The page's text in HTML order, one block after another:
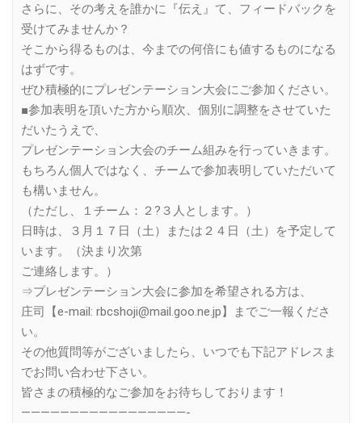
さらに、その考えを誰かに『伝え』て、フィードバックを
受けてみませんか？
そこから得るものは、今までの何倍にも値するものになる
はずです。
ぜひ積極的にプレゼンテーション大会にご参加ください。
■参加表明を頂いた方から順次、個別に調整をさせていた
だいたうえで、
プレゼンテーション大会のチーム組みを行っていきます。
もちろん個人ではなく、チームで参加表明していただいて
も構いません。
（ただし、１チーム：２?３人とします。）
日時は、３月１７日（土）または２４日（土）を予定して
います。（決まり次第
ご連絡します。）
⇒プレゼンテーション大会に参加を希望される方は、
庄司【e-mail: rbcshoji@mail.goo.ne.jp】までご一報くださ
い。
その他質問等がございましたら、いつでも下記アドレスま
でお問い合わせ下さい。
皆さまの積極的なご参加をお待ちしております！
—————————————————-